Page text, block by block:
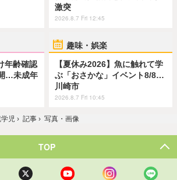
激突
2026.8.7 Fri 12:45
年齢確認
…未成年
趣味・娯楽
【夏休み2026】魚に触れて学
ぶ「おさかな」イベント8/8…
川崎市
2026.8.7 Fri 10:45
児 › 記事 › 写真・画像
TOP